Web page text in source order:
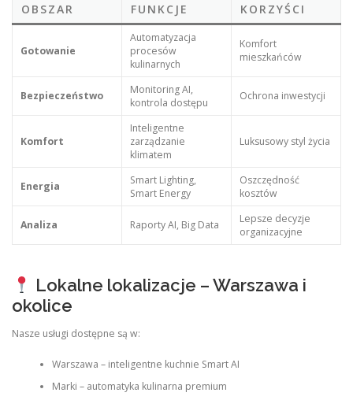
OBSZAR FUNKCJE KORZYŚCI
Gotowanie
Automatyzacja
procesów
kulinarnych
Komfort
mieszkańców
Bezpieczeństwo
Monitoring AI,
kontrola dostępu
Ochrona inwestycji
Komfort
Inteligentne
zarządzanie
klimatem
Luksusowy styl życia
Energia
Smart Lighting,
Smart Energy
Oszczędność
kosztów
Analiza Raporty AI, Big Data
Lepsze decyzje
organizacyjne
Lokalne lokalizacje – Warszawa i
okolice
Nasze usługi dostępne są w:
Warszawa – inteligentne kuchnie Smart AI
Marki – automatyka kulinarna premium